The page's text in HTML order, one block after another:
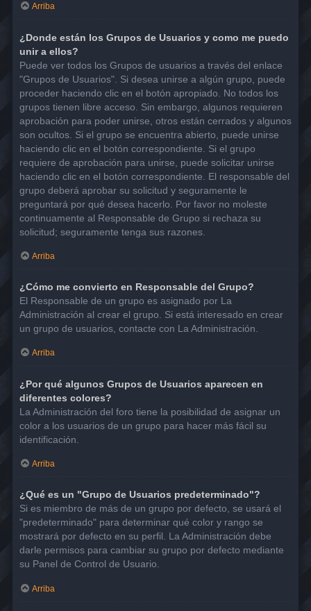
Arriba
¿Donde están los Grupos de Usuarios y como me puedo
unir a ellos?
Puede ver todos los Grupos de usuarios a través del enlace
"Grupos de Usuarios". Si desea unirse a algún grupo, puede
proceder haciendo clic en el botón apropiado. No todos los
grupos tienen libre acceso. Sin embargo, algunos requieren
aprobación para poder unirse, otros están cerrados y algunos
son ocultos. Si el grupo se encuentra abierto, puede unirse
haciendo clic en el botón correspondiente. Si el grupo
requiere de aprobación para unirse, puede solicitar unirse
haciendo clic en el botón correspondiente. El responsable del
grupo deberá aprobar su solicitud y seguramente le
preguntará por qué desea hacerlo. Por favor no moleste
continuamente al Responsable de Grupo si rechaza su
solicitud; seguramente tenga sus razones.
Arriba
¿Cómo me convierto en Responsable del Grupo?
El Responsable de un grupo es asignado por La
Administración al crear el grupo. Si está interesado en crear
un grupo de usuarios, contacte con La Administración.
Arriba
¿Por qué algunos Grupos de Usuarios aparecen en
diferentes colores?
La Administración del foro tiene la posibilidad de asignar un
color a los usuarios de un grupo para hacer más fácil su
identificación.
Arriba
¿Qué es un "Grupo de Usuarios predeterminado"?
Si es miembro de más de un grupo por defecto, se usará el
"predeterminado" para determinar qué color y rango se
mostrará por defecto en su perfil. La Administración debe
darle permisos para cambiar su grupo por defecto mediante
su Panel de Control de Usuario.
Arriba